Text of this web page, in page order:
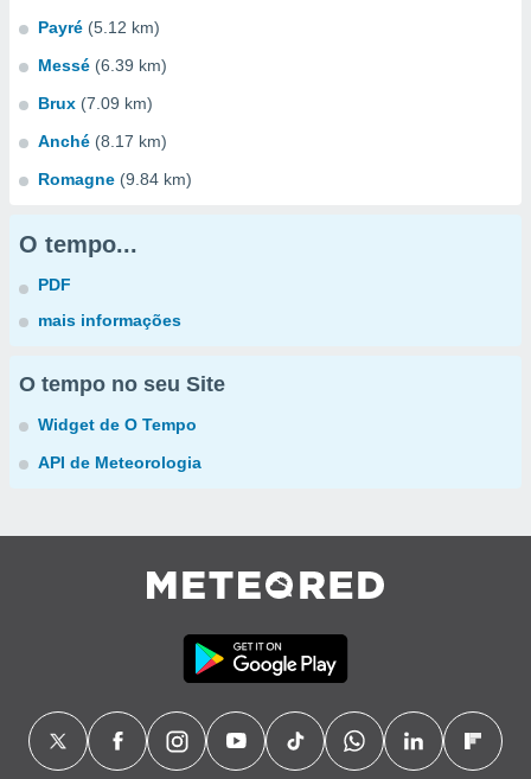
Payré (5.12 km)
Messé (6.39 km)
Brux (7.09 km)
Anché (8.17 km)
Romagne (9.84 km)
O tempo...
PDF
mais informações
O tempo no seu Site
Widget de O Tempo
API de Meteorologia